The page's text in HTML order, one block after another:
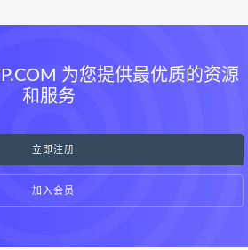
为您提供最优质的资源
和服务
立即注册
加入会员